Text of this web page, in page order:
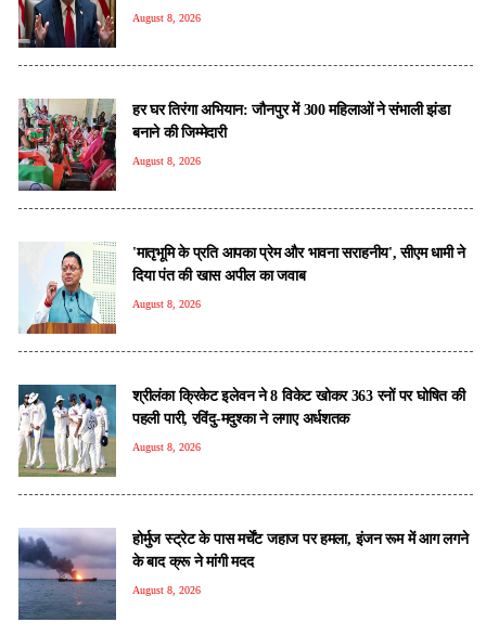
August 8, 2026
हर घर तिरंगा अभियान: जौनपुर में 300 महिलाओं ने संभाली झंडा
बनाने की जिम्मेदारी
August 8, 2026
'मातृभूमि के प्रति आपका प्रेम और भावना सराहनीय', सीएम धामी ने
दिया पंत की खास अपील का जवाब
August 8, 2026
श्रीलंका क्रिकेट इलेवन ने 8 विकेट खोकर 363 रनों पर घोषित की
पहली पारी, रविंदु-मदुश्का ने लगाए अर्धशतक
August 8, 2026
होर्मुज स्ट्रेट के पास मर्चेंट जहाज पर हमला, इंजन रूम में आग लगने
के बाद क्रू ने मांगी मदद
August 8, 2026